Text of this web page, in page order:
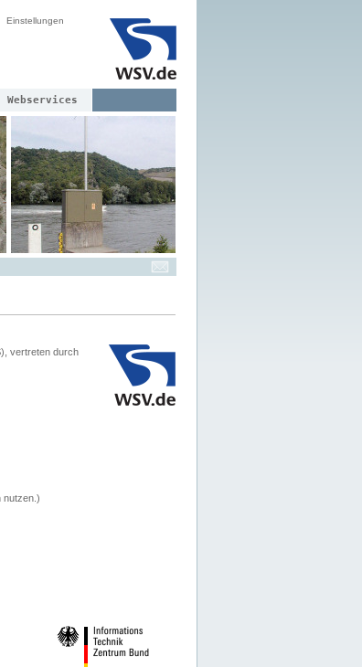
Einstellungen
Webservices
vertreten durch
nutzen.)